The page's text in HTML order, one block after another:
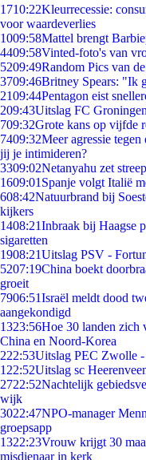
1710:22Kleurrecessie:
voor waardeverlies
1009:58Mattel brengt
4409:58Vinted-foto's van
5209:49Random Pics van
3709:46Britney Spears: "Ik
2109:44Pentagon eist
209:43Uitslag FC
709:32Grote kans op vijfde
7409:32Meer agressie
jij je intimideren?
3309:02Netanyahu zet
1609:01 Spanje volgt Italië
608:42Natuurbrand bij
kijkers
1408:21Inbraak bij Haagse
sigaretten
1908:21Uitslag PSV -
5207:19China boekt
groeit
7906:51Israël meldt dood
aangekondigd
1323:56Hoe 30 landen zich
China en Noord-Korea
222:53Uitslag PEC Zwolle
1 22:52Uitslag sc
2722:52Nachtelijk
wijk
3022:47NPO-manager
groepsapp
1322:23Vrouw krijgt 30
misdienaar in kerk